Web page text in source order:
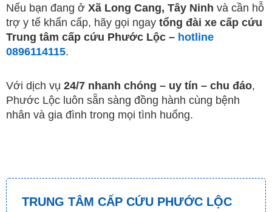
Nếu bạn đang ở Xã Long Cang, Tây Ninh và cần hỗ
trợ y tế khẩn cấp, hãy gọi ngay tổng đài xe cấp cứu
Trung tâm cấp cứu Phước Lộc – hotline
0896114115.
Với dịch vụ 24/7 nhanh chóng – uy tín – chu đáo,
Phước Lộc luôn sẵn sàng đồng hành cùng bệnh
nhân và gia đình trong mọi tình huống.
TRUNG TÂM CẤP CỨU PHƯỚC LỘC